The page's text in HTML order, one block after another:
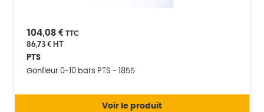
104,08 € TTC
86,73 €HT
PTS
Gonfleur 0-10 bars PTS - 1855
Voir le produit